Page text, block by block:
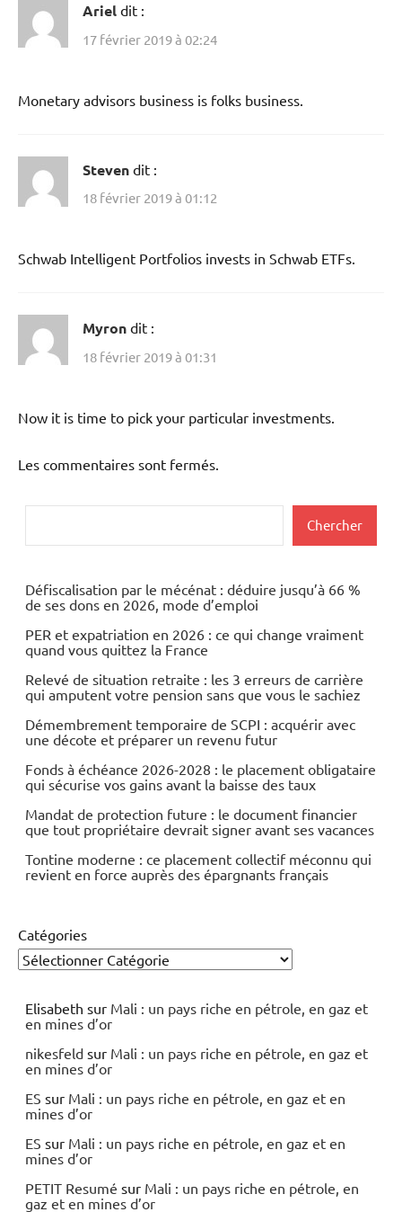
Ariel dit :
17 février 2019 à 02:24
Monetary advisors business is folks business.
Steven dit :
18 février 2019 à 01:12
Schwab Intelligent Portfolios invests in Schwab ETFs.
Myron dit :
18 février 2019 à 01:31
Now it is time to pick your particular investments.
Les commentaires sont fermés.
Chercher
Défiscalisation par le mécénat : déduire jusqu’à 66 %
de ses dons en 2026, mode d’emploi
PER et expatriation en 2026 : ce qui change vraiment
quand vous quittez la France
Relevé de situation retraite : les 3 erreurs de carrière
qui amputent votre pension sans que vous le sachiez
Démembrement temporaire de SCPI : acquérir avec
une décote et préparer un revenu futur
Fonds à échéance 2026-2028 : le placement obligataire
qui sécurise vos gains avant la baisse des taux
Mandat de protection future : le document financier
que tout propriétaire devrait signer avant ses vacances
Tontine moderne : ce placement collectif méconnu qui
revient en force auprès des épargnants français
Catégories
Elisabeth sur Mali : un pays riche en pétrole, en gaz et
en mines d’or
nikesfeld sur Mali : un pays riche en pétrole, en gaz et
en mines d’or
ES sur Mali : un pays riche en pétrole, en gaz et en
mines d’or
ES sur Mali : un pays riche en pétrole, en gaz et en
mines d’or
PETIT Resumé sur Mali : un pays riche en pétrole, en
gaz et en mines d’or